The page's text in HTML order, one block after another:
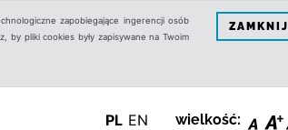
zapobiegające ingerencji osób
by pliki cookies były zapisywane na Twoim
ZAMKNIJ
PL EN wielkość: